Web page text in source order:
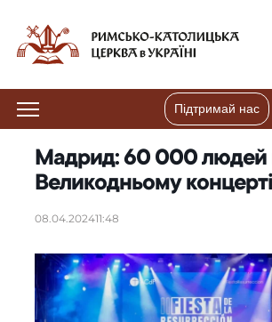
Підтримай нас
Мадрид: 60 000 людей
Великодньому концерті
08.04.202411:48